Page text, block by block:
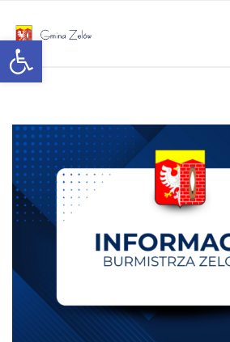
Otwórz pasek narzędzi